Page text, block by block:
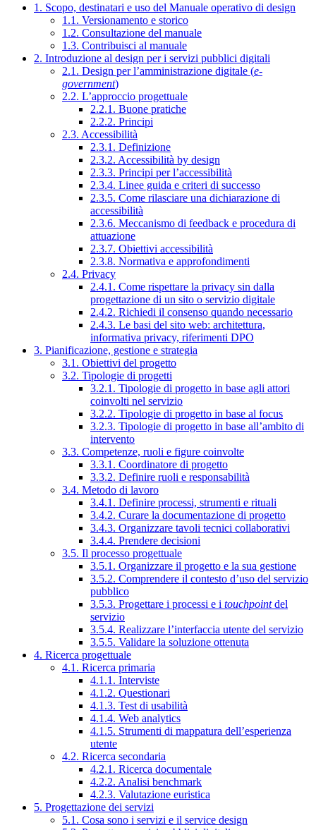
1. Scopo, destinatari e uso del Manuale operativo di design
1.1. Versionamento e storico
1.2. Consultazione del manuale
1.3. Contribuisci al manuale
2. Introduzione al design per i servizi pubblici digitali
2.1. Design per l’amministrazione digitale (e-
government)
2.2. L’approccio progettuale
2.2.1. Buone pratiche
2.2.2. Principi
2.3. Accessibilità
2.3.1. Definizione
2.3.2. Accessibilità by design
2.3.3. Principi per l’accessibilità
2.3.4. Linee guida e criteri di successo
2.3.5. Come rilasciare una dichiarazione di
accessibilità
2.3.6. Meccanismo di feedback e procedura di
attuazione
2.3.7. Obiettivi accessibilità
2.3.8. Normativa e approfondimenti
2.4. Privacy
2.4.1. Come rispettare la privacy sin dalla
progettazione di un sito o servizio digitale
2.4.2. Richiedi il consenso quando necessario
2.4.3. Le basi del sito web: architettura,
informativa privacy, riferimenti DPO
3. Pianificazione, gestione e strategia
3.1. Obiettivi del progetto
3.2. Tipologie di progetti
3.2.1. Tipologie di progetto in base agli attori
coinvolti nel servizio
3.2.2. Tipologie di progetto in base al focus
3.2.3. Tipologie di progetto in base all’ambito di
intervento
3.3. Competenze, ruoli e figure coinvolte
3.3.1. Coordinatore di progetto
3.3.2. Definire ruoli e responsabilità
3.4. Metodo di lavoro
3.4.1. Definire processi, strumenti e rituali
3.4.2. Curare la documentazione di progetto
3.4.3. Organizzare tavoli tecnici collaborativi
3.4.4. Prendere decisioni
3.5. Il processo progettuale
3.5.1. Organizzare il progetto e la sua gestione
3.5.2. Comprendere il contesto d’uso del servizio
pubblico
3.5.3. Progettare i processi e i touchpointdel
servizio
3.5.4. Realizzare l’interfaccia utente del servizio
3.5.5. Validare la soluzione ottenuta
4. Ricerca progettuale
4.1. Ricerca primaria
4.1.1. Interviste
4.1.2. Questionari
4.1.3. Test di usabilità
4.1.4. Web analytics
4.1.5. Strumenti di mappatura dell’esperienza
utente
4.2. Ricerca secondaria
4.2.1. Ricerca documentale
4.2.2. Analisi benchmark
4.2.3. Valutazione euristica
5. Progettazione dei servizi
5.1. Cosa sono i servizi e il service design